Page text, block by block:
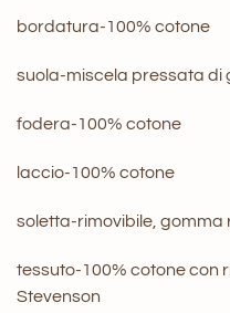
bordatura-100% cotone
suola-miscela pressata di
fodera-100% cotone
laccio-100% cotone
soletta-rimovibile, gomma
tessuto-100% cotone con
Stevenson